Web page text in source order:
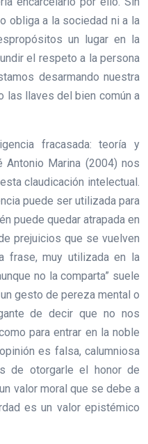
obliga a la sociedad ni a la
un lugar en la
el respeto a la persona
desarmando nuestra
las llaves del bien común a
fracasada: teoría y
Marina (2004) nos
claudicación intelectual.
puede ser utilizada para
puede quedar atrapada en
prejuicios que se vuelven
frase, muy utilizada en la
no la comparta” suele
gesto de pereza mental o
de decir que no nos
para entrar en la noble
es falsa, calumniosa
de otorgarle el honor de
valor moral que se debe a
es un valor epistémico